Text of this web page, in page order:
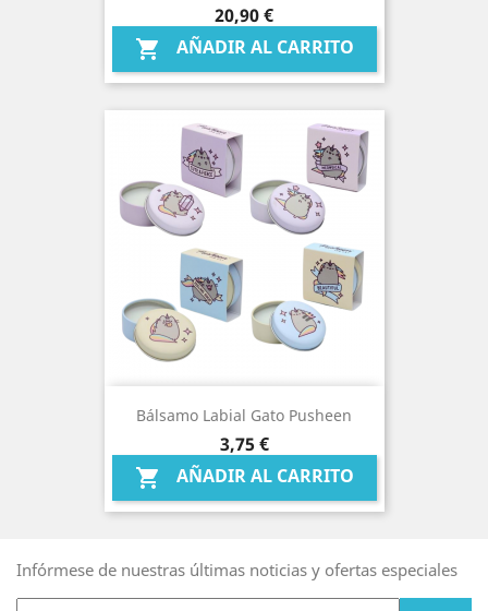
Precio
20,90 €
 AÑADIR AL CARRITO
Bálsamo Labial Gato Pusheen
Precio
3,75 €
 AÑADIR AL CARRITO
Infórmese de nuestras últimas noticias y ofertas especiales